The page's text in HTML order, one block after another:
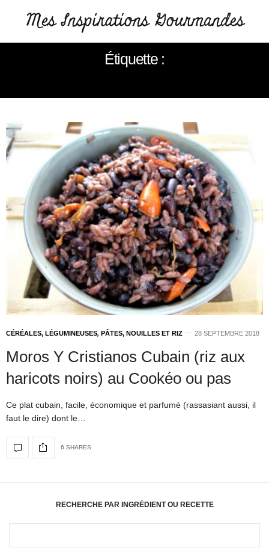
Étiquette :
CÉRÉALES, LÉGUMINEUSES, PÂTES, NOUILLES ET RIZ 28 SEPTEMBRE 2018
Moros Y Cristianos Cubain (riz aux
haricots noirs) au Cookéo ou pas
Ce plat cubain, facile, économique et parfumé (rassasiant aussi, il
faut le dire) dont le…
6 SHARES
RECHERCHE PAR INGRÉDIENT OU RECETTE